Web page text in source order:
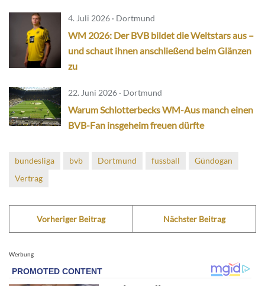
4. Juli 2026 · Dortmund
WM 2026: Der BVB bildet die Weltstars aus –
und schaut ihnen anschließend beim Glänzen
zu
22. Juni 2026 · Dortmund
Warum Schlotterbecks WM-Aus manch einen
BVB-Fan insgeheim freuen dürfte
bundesliga bvb Dortmund fussball
Gündogan
Vertrag
Vorheriger Beitrag Nächster Beitrag
Werbung